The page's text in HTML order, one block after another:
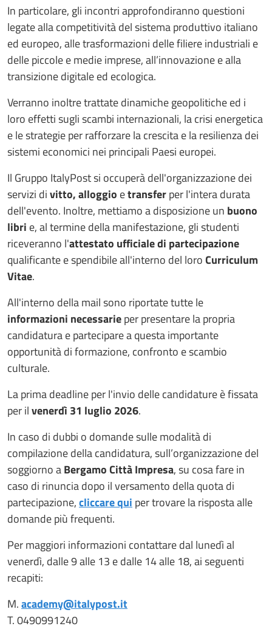
In particolare, gli incontri approfondiranno questioni
legate alla competitività del sistema produttivo italiano
ed europeo, alle trasformazioni delle filiere industriali e
delle piccole e medie imprese, all’innovazione e alla
transizione digitale ed ecologica.
Verranno inoltre trattate dinamiche geopolitiche ed i
loro effetti sugli scambi internazionali, la crisi energetica
e le strategie per rafforzare la crescita e la resilienza dei
sistemi economici nei principali Paesi europei.
Il Gruppo ItalyPost si occuperà dell'organizzazione dei
servizi divitto, alloggio etransferper l'intera durata
dell'evento. Inoltre, mettiamo a disposizione un buono
libri e, al termine della manifestazione, gli studenti
riceveranno l'attestato ufficiale di partecipazione
qualificante e spendibile all'interno del loroCurriculum
Vitae.
All'interno della mail sono riportate tutte le
informazioni necessarieper presentare la propria
candidatura e partecipare a questa importante
opportunità di formazione, confronto e scambio
culturale.
La prima deadline per l'invio delle candidature è fissata
per ilvenerdì 31 luglio 2026.
In caso di dubbi o domande sulle modalità di
compilazione della candidatura, sull’organizzazione del
soggiorno aBergamo Città Impresa, su cosa fare in
caso di rinuncia dopo il versamento della quota di
partecipazione,cliccare qui per trovare la risposta alle
domande più frequenti.
Per maggiori informazioni contattare dal lunedì al
venerdì, dalle 9 alle 13 e dalle 14 alle 18, ai seguenti
recapiti:
M.academy@italypost.it
T. 0490991240